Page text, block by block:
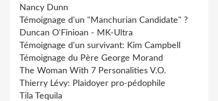
Nancy Dunn
Témoignage d'un "Manchurian Candidate" ?
Duncan O'Finioan - MK-Ultra
Témoignage d'un survivant: Kim Campbell
Témoignage du Père George Morand
The Woman With 7 Personalities V.O.
Thierry Lévy: Plaidoyer pro-pédophile
Tila Tequila